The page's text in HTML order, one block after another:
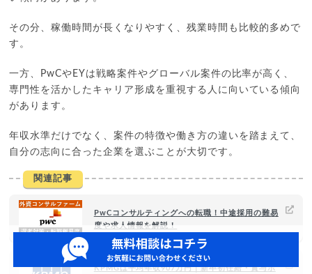
その分、稼働時間が長くなりやすく、残業時間も比較的多めで
す。
一方、PwCやEYは戦略案件やグローバル案件の比率が高く、
専門性を活かしたキャリア形成を重視する人に向いている傾向
があります。
年収水準だけでなく、案件の特徴や働き方の違いを踏まえて、
自分の志向に合った企業を選ぶことが大切です。
関連記事
PwCコンサルティングへの転職！中途採用の難易
度や求人情報を解説！
KPMGは平均年収907万円｜新卒初任給・賞与ボ